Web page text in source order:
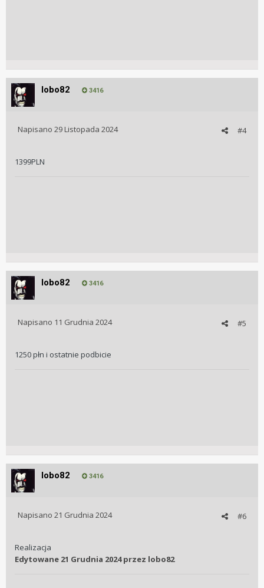
lobo82 3416
#4
Napisano 29 Listopada 2024
1399PLN
lobo82 3416
#5
Napisano 11 Grudnia 2024
1250 płn i ostatnie podbicie
lobo82 3416
#6
Napisano 21 Grudnia 2024
Realizacja
Edytowane 21 Grudnia 2024przez lobo82